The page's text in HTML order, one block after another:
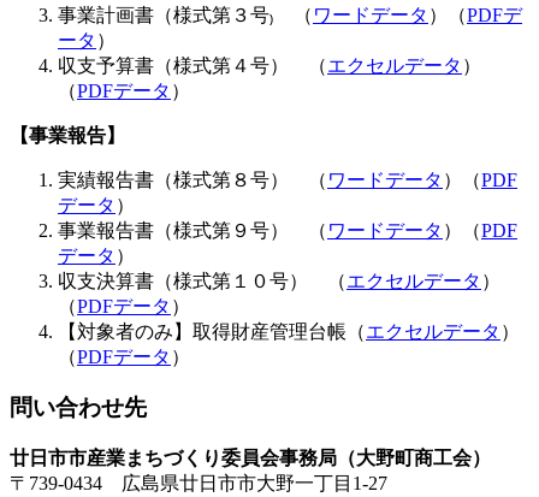
事業計画書（様式第３号₎ （ ワードデータ ）（PDFデ
ータ ）
収支予算書（様式第４号） （エクセルデータ ）
（PDFデータ ）
【事業報告】
実績報告書（様式第８号） （ ワードデータ ）（PDF
データ ）
事業報告書（様式第９号） （ ワードデータ ）（PDF
データ ）
収支決算書（様式第１０号） （エクセルデータ ）
（PDFデータ ）
【対象者のみ】取得財産管理台帳（エクセルデータ ）
（PDFデータ ）
問い合わせ先
廿日市市産業まちづくり委員会事務局（大野町商工会）
〒739‐0434 広島県廿日市市大野一丁目1-27